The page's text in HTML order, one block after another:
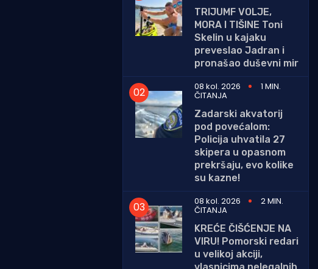
TRIJUMF VOLJE,
MORA I TIŠINE Toni
Skelin u kajaku
preveslao Jadran i
pronašao duševni mir
08 kol. 2026
1 MIN.
ČITANJA
Zadarski akvatorij
pod povećalom:
Policija uhvatila 27
skipera u opasnom
prekršaju, evo kolike
su kazne!
08 kol. 2026
2 MIN.
ČITANJA
KREĆE ČIŠĆENJE NA
VIRU! Pomorski redari
u velikoj akciji,
vlasnicima nelegalnih